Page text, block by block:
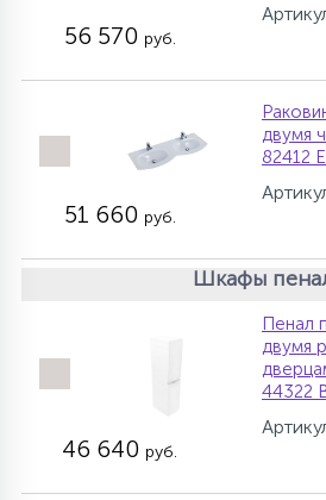
56 570 руб.
двумя
82412
51 660 руб.
Шкафы
Пенал
двумя
44322
46 640 руб.